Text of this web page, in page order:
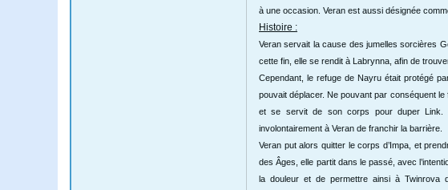
à une occasion. Veran est aussi désignée
Histoire :
Veran servait la cause des jumelles sorcières
cette fin, elle se rendit à Labrynna, afin de
Cependant, le refuge de Nayru était protégé
pouvait déplacer. Ne pouvant par conséquent
et se servit de son corps pour duper Link.
involontairement à Veran de franchir la barrière.
Veran put alors quitter le corps d’Impa, et
des Âges, elle partit dans le passé, avec
la douleur et de permettre ainsi à Twinrova